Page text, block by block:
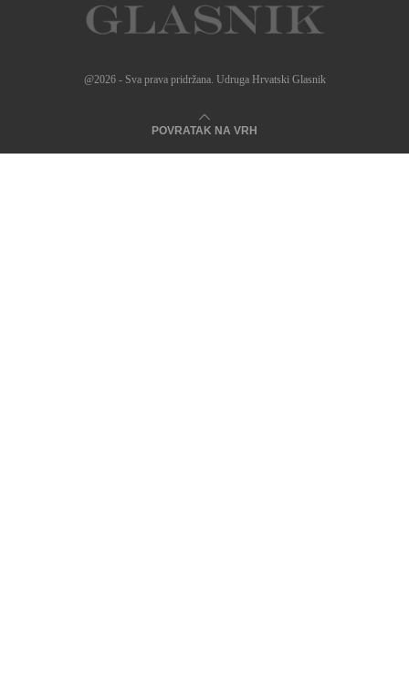
@2026 - Sva prava pridržana. Udruga Hrvatski Glasnik
POVRATAK NA VRH